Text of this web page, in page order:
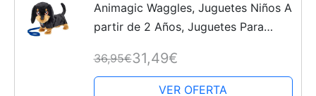
Animagic Waggles, Juguetes Niños A
partir de 2 Años, Juguetes Para
Sonido y Movimiento
36,95€31,49€
VER OFERTA